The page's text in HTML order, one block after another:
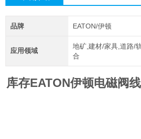
品牌 EATON/伊顿
应用领域
地矿,建材/家具,道路/
合
库存EATON伊顿电磁阀